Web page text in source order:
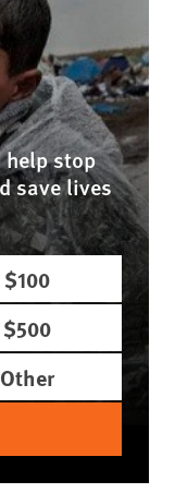
help stop
save lives
$100
$500
Other